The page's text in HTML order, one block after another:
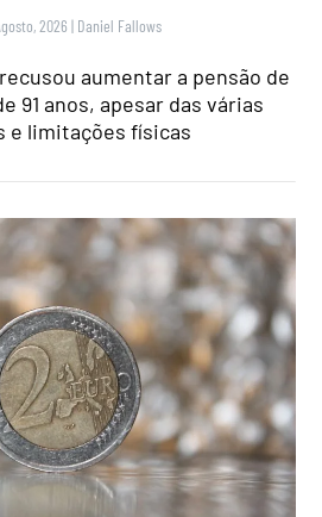
2026 | Daniel Fallows
aumentar a pensão de
91 anos, apesar das várias
e limitações físicas